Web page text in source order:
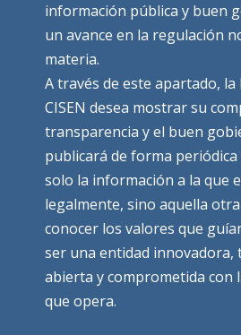
información pública y buen
un avance en la regulación
materia.
A través de este apartado, la
CISEN desea mostrar su
transparencia y el buen
publicará de forma periódica
solo la información a la que
legalmente, sino aquella
conocer los valores que
ser una entidad innovadora,
abierta y comprometida con
que opera.